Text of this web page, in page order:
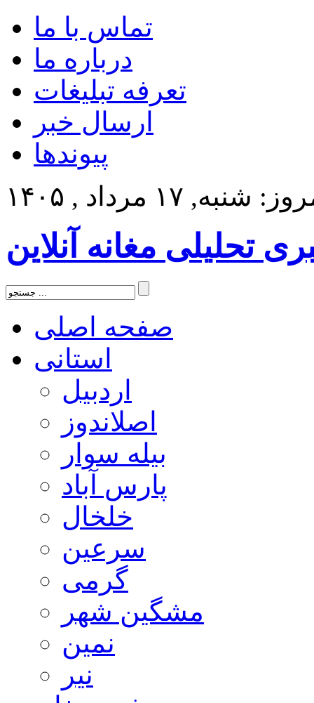
تماس با ما
درباره ما
تعرفه تبلیغات
ارسال خبر
پیوندها
شنبه, ۱۷ مرداد , ۱۴۰۵
تحلیلی مغانه آنلاین
صفحه اصلی
استانی
اردبیل
اصلاندوز
بیله سوار
پارس آباد
خلخال
سرعین
گرمی
مشگین شهر
نمین
نیر